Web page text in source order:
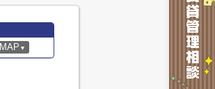
MAP ▼